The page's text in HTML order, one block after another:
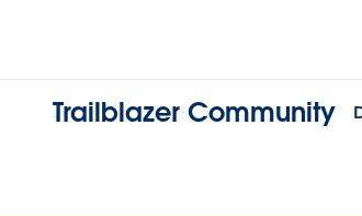
Trailblazer Community